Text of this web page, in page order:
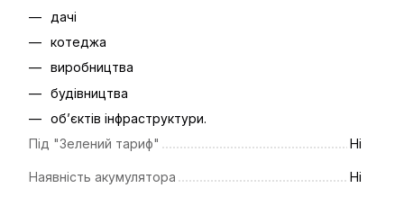
дачі
котеджа
виробництва
будівництва
об’єктів інфраструктури.
Під "Зелений тариф"
Ні
Наявність акумулятора Ні